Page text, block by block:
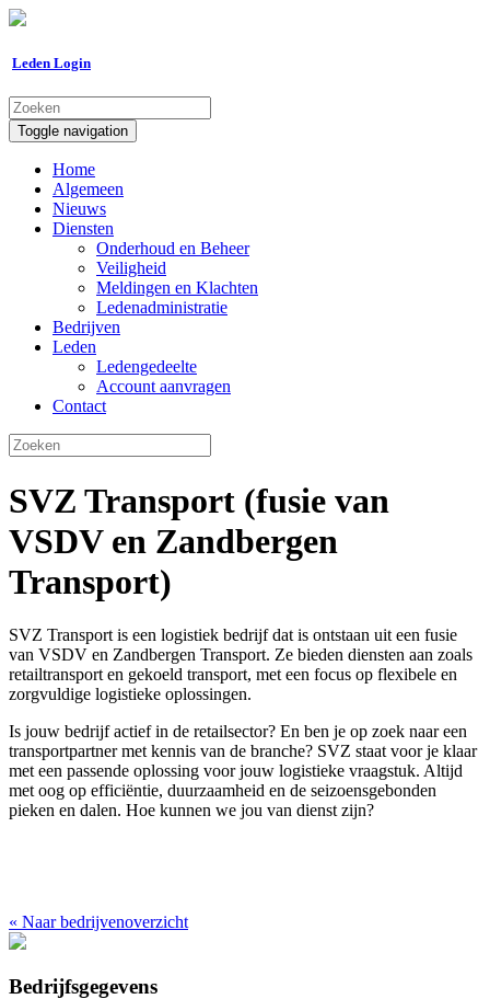
Leden Login
Toggle navigation
Home
Algemeen
Nieuws
Diensten
Onderhoud en Beheer
Veiligheid
Meldingen en Klachten
Ledenadministratie
Bedrijven
Leden
Ledengedeelte
Account aanvragen
Contact
SVZ Transport (fusie van
VSDV en Zandbergen
Transport)
SVZ Transport is een logistiek bedrijf dat is ontstaan uit een fusie
van VSDV en Zandbergen Transport. Ze bieden diensten aan zoals
retailtransport en gekoeld transport, met een focus op flexibele en
zorgvuldige logistieke oplossingen.
Is jouw bedrijf actief in de retailsector? En ben je op zoek naar een
transportpartner met kennis van de branche? SVZ staat voor je klaar
met een passende oplossing voor jouw logistieke vraagstuk. Altijd
met oog op efficiëntie, duurzaamheid en de seizoensgebonden
pieken en dalen. Hoe kunnen we jou van dienst zijn?
« Naar bedrijvenoverzicht
Bedrijfsgegevens